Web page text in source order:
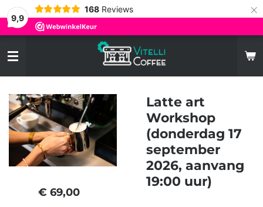
9,9
168 Reviews ×
Latte art
Workshop
(donderdag 17
september
2026, aanvang
19:00 uur)
€ 69,00